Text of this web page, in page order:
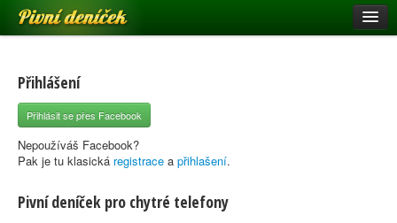
Pivní deníček
Pivní mapa
Pivní značky
Nápověda
Přihlášení
Přihlásit se přes Facebook
Nepoužíváš Facebook?
Pak je tu klasická registrace a přihlašení.
Pivní deníček pro chytré telefony